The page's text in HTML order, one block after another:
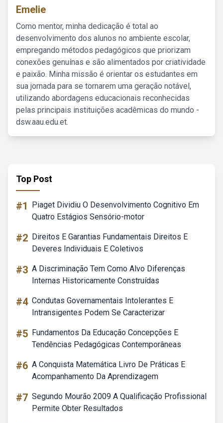
Emelie
Como mentor, minha dedicação é total ao
desenvolvimento dos alunos no ambiente escolar,
empregando métodos pedagógicos que priorizam
conexões genuínas e são alimentados por criatividade
e paixão. Minha missão é orientar os estudantes em
sua jornada para se tornarem uma geração notável,
utilizando abordagens educacionais reconhecidas
pelas principais instituições acadêmicas do mundo -
dsw.aau.edu.et.
Top Post
#1
Piaget Dividiu O Desenvolvimento Cognitivo Em
Quatro Estágios Sensório-motor
#2 Direitos E Garantias Fundamentais Direitos E
Deveres Individuais E Coletivos
#3 A Discriminação Tem Como Alvo Diferenças
Internas Historicamente Construídas
#4 Condutas Governamentais Intolerantes E
Intransigentes Podem Se Caracterizar
#5 Fundamentos Da Educação Concepções E
Tendências Pedagógicas Contemporâneas
#6 A Conquista Matemática Livro De Práticas E
Acompanhamento Da Aprendizagem
#7 Segundo Mourão 2009 A Qualificação Profissional
Permite Obter Resultados